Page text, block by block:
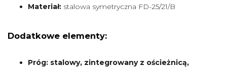
Materiał: stalowa symetryczna FD-25/21/B
Dodatkowe elementy:
Próg: stalowy, zintegrowany z ościeżnicą,